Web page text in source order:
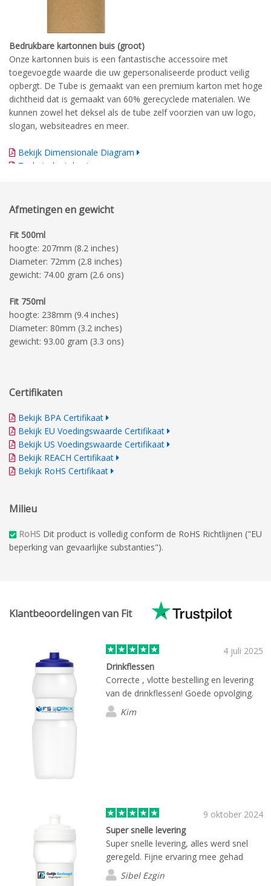
Bedrukbare kartonnen buis (groot)
Onze kartonnen buis is een fantastische accessoire met
toegevoegde waarde die uw gepersonaliseerde product veilig
opbergt. De Tube is gemaakt van een premium karton met hoge
dichtheid dat is gemaakt van 60% gerecyclede materialen. We
kunnen zowel het deksel als de tube zelf voorzien van uw logo,
slogan, websiteadres en meer.
Bekijk Dimensionale Diagram
Technische tekening
Afmetingen en gewicht
Fit 500ml
hoogte: 207mm (8.2 inches)
Diameter: 72mm (2.8 inches)
gewicht: 74.00 gram (2.6 ons)
Fit 750ml
hoogte: 238mm (9.4 inches)
Diameter: 80mm (3.2 inches)
gewicht: 93.00 gram (3.3 ons)
Certifikaten
Bekijk BPA Certifikaat
Bekijk EU Voedingswaarde Certifikaat
Bekijk US Voedingswaarde Certifikaat
Bekijk REACH Certifikaat
Bekijk RoHS Certifikaat
Milieu
RoHS Dit product is volledig conform de RoHS Richtlijnen ("EU
beperking van gevaarlijke substanties").
Klantbeoordelingen van Fit
4 juli 2025
Drinkflessen
Correcte , vlotte bestelling en levering
van de drinkflessen! Goede opvolging.
Kim
9 oktober 2024
Super snelle levering
Super snelle levering, alles werd snel
geregeld. Fijne ervaring mee gehad
Sibel Ezgin